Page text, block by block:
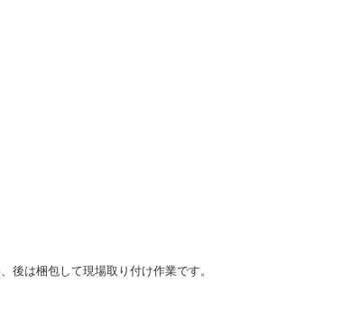
後は梱包して現場取り付け作業です。